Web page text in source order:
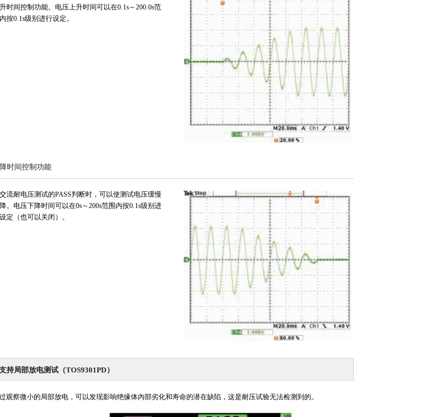
时间控制功能。电压上升时间可以在0.1s～200.0s范
按0.1s级别进行设定。
时间控制功能
流耐电压测试的PASS判断时，可以使测试电压缓慢
。电压下降时间可以在0s～200s范围内按0.1s级别进
定（也可以关闭）。
持局部放电测试（TOS9301PD）
观察微小的局部放电，可以发现影响绝缘体內部劣化和寿命的潜在缺陷，这是耐压试验无法检测到的。